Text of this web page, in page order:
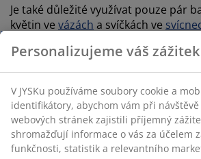
Je také důležité využívat pouze pár
květin vevázách a svíčkách ve
Personalizujeme váš zážitek
V JYSKu používáme soubory cookie a
identifikátory, abychom vám při
webových stránek zajistili příjemný
shromažďují informace o vás za účelem
funkčnosti, statistik a relevantního